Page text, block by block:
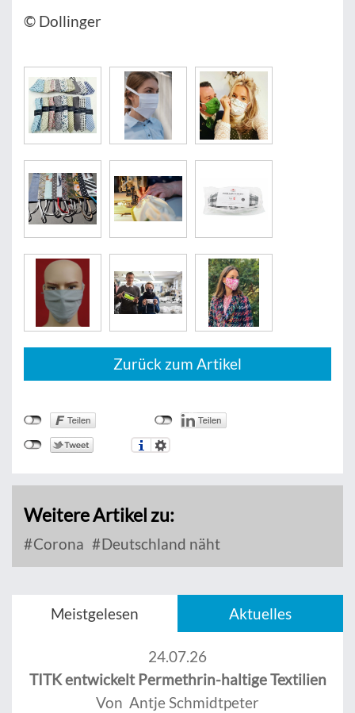
© Dollinger
Zurück zum Artikel
Weitere Artikel zu:
Corona Deutschland näht
Meistgelesen Aktuelles
24.07.26
TITK entwickelt Permethrin-haltige Textilien
Von Antje Schmidtpeter